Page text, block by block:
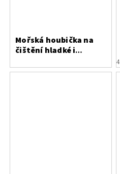
Mořská houbička na
čištění hladké i